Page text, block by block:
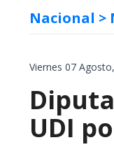
Nacional >
Viernes 07
UDI